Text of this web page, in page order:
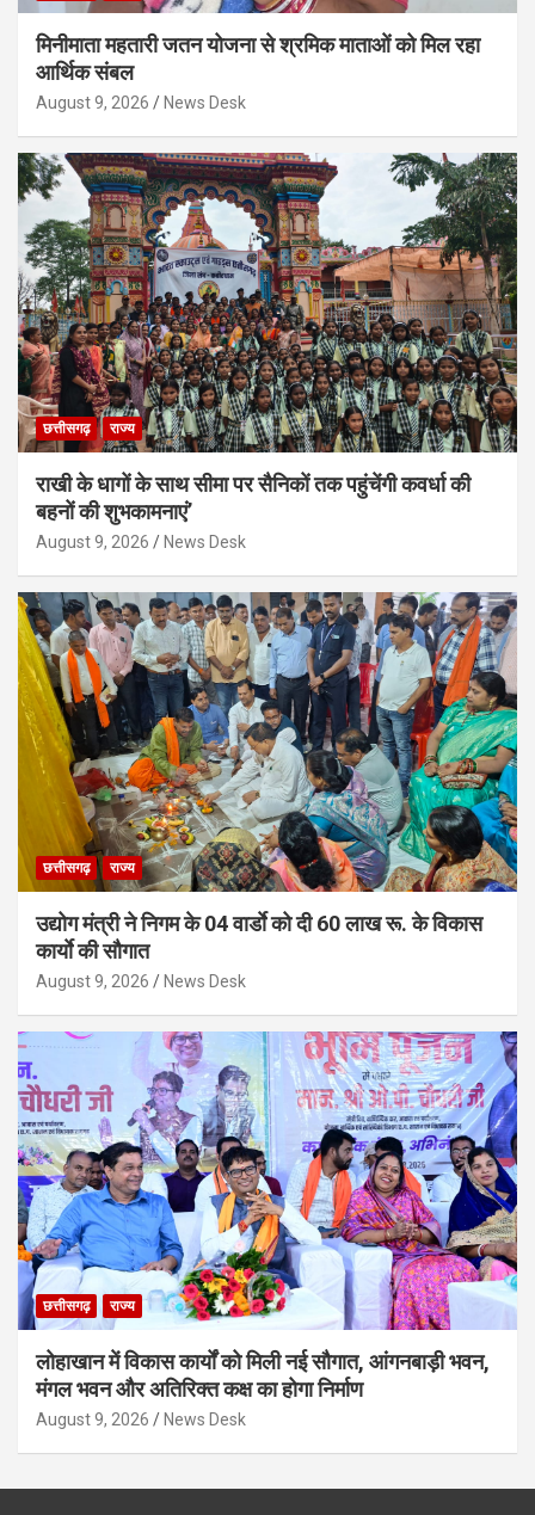
मिनीमाता महतारी जतन योजना से श्रमिक माताओं को मिल रहा
आर्थिक संबल
August 9, 2026 News Desk
छत्तीसगढ़ राज्य
राखी के धागों के साथ सीमा पर सैनिकों तक पहुंचेंगी कवर्धा की
बहनों की शुभकामनाएं’
August 9, 2026 News Desk
छत्तीसगढ़ राज्य
उद्योग मंत्री ने निगम के 04 वार्डाे को दी 60 लाख रू. के विकास
कार्याे की सौगात
August 9, 2026 News Desk
छत्तीसगढ़ राज्य
लोहाखान में विकास कार्यों को मिली नई सौगात, आंगनबाड़ी भवन,
मंगल भवन और अतिरिक्त कक्ष का होगा निर्माण
August 9, 2026 News Desk